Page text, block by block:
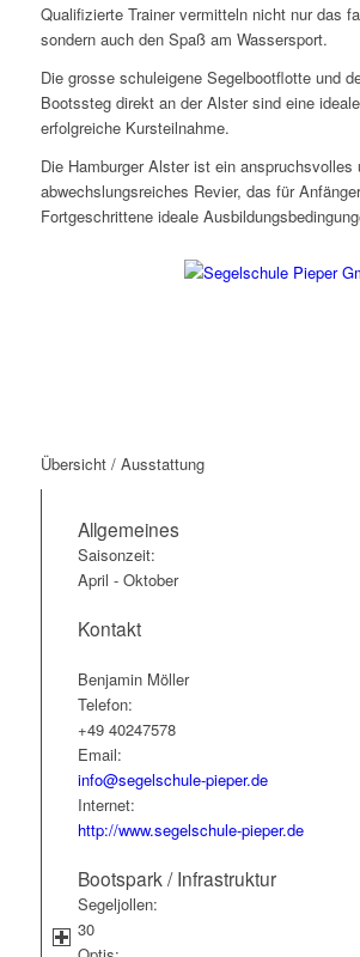
Qualifizierte Trainer vermitteln nicht nur das
sondern auch den Spaß am Wassersport.
Die grosse schuleigene Segelbootflotte und
Bootssteg direkt an der Alster sind eine
erfolgreiche Kursteilnahme.
Die Hamburger Alster ist ein anspruchsvolles
abwechslungsreiches Revier, das für
Fortgeschrittene ideale
Übersicht / Ausstattung
Allgemeines
Saisonzeit:
April - Oktober
Kontakt
Benjamin Möller
Telefon:
+49 40247578
Email:
info@segelschule-pieper.de
Internet:
http://www.segelschule-pieper.de
Bootspark / Infrastruktur
Segeljollen:
30